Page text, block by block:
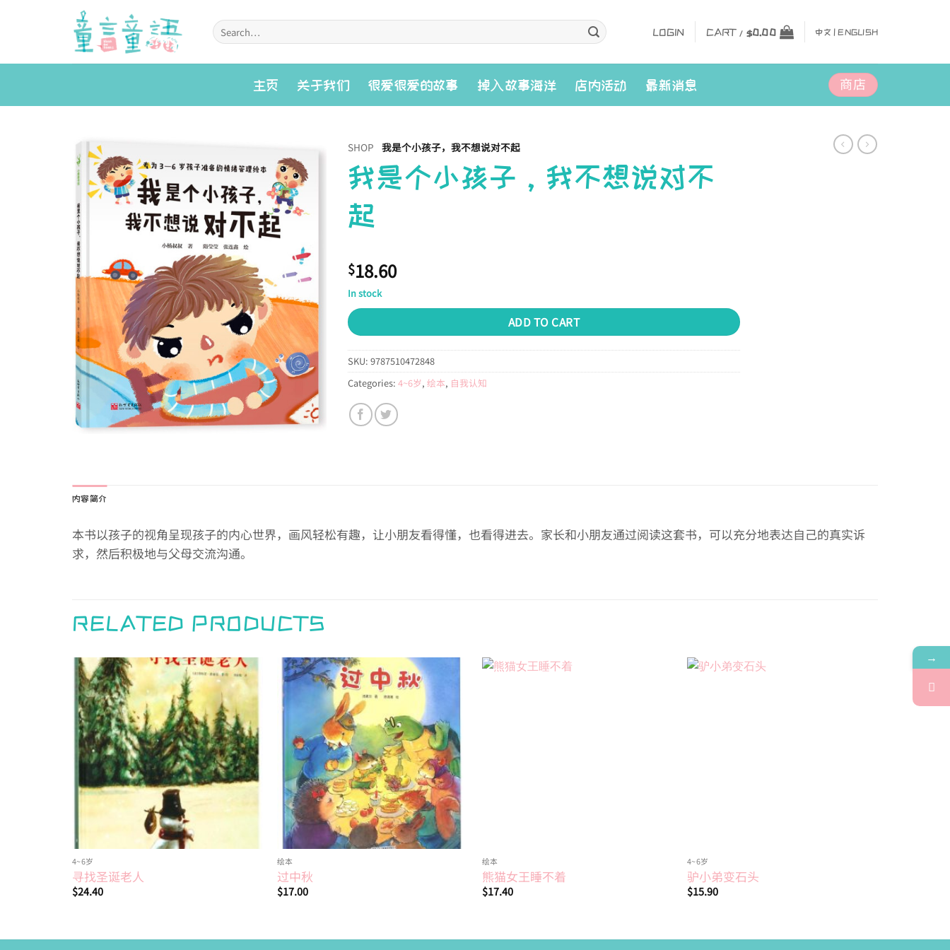
Search
for:
LOGIN CART / $0.00 中文 | ENGLISH
主页 关于我们 很爱很爱的故事 掉入故事海洋 店内活动 最新消息 商店
Add to
wishlist
SHOP 我是个小孩子，我不想说对不起
我是个小孩子，我不想说对不
起
$18.60
In stock
ADD TO CART
SKU: 9787510472848
Categories: 4~6岁, 绘本, 自我认知
内容简介
本书以孩子的视角呈现孩子的内心世界，画风轻松有趣，让小朋友看得懂，也看得进去。家长和小朋友通过阅读这套书，可以充分地表达自己的真实诉
求，然后积极地与父母交流沟通。
RELATED PRODUCTS
Add to
wishlist
4~6岁
寻找圣诞老人
$24.40
绘本
过中秋
$17.00
绘本
熊猫女王睡不着
$17.40
4~6岁
驴小弟变石头
$15.90
→